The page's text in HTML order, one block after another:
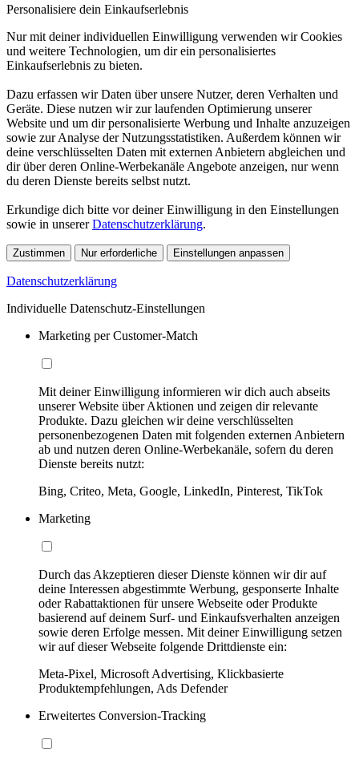
Personalisiere dein Einkaufserlebnis
Nur mit deiner individuellen Einwilligung verwenden wir Cookies
und weitere Technologien, um dir ein personalisiertes
Einkaufserlebnis zu bieten.
Dazu erfassen wir Daten über unsere Nutzer, deren Verhalten und
Geräte. Diese nutzen wir zur laufenden Optimierung unserer
Website und um dir personalisierte Werbung und Inhalte anzuzeigen
sowie zur Analyse der Nutzungsstatistiken. Außerdem können wir
deine verschlüsselten Daten mit externen Anbietern abgleichen und
dir über deren Online-Werbekanäle Angebote anzeigen, nur wenn
du deren Dienste bereits selbst nutzt.
Erkundige dich bitte vor deiner Einwilligung in den Einstellungen
sowie in unsererDatenschutzerklärung.
Zustimmen Nur erforderliche Einstellungen anpassen
Datenschutzerklärung
Individuelle Datenschutz-Einstellungen
Marketing per Customer-Match
Mit deiner Einwilligung informieren wir dich auch abseits
unserer Website über Aktionen und zeigen dir relevante
Produkte. Dazu gleichen wir deine verschlüsselten
personenbezogenen Daten mit folgenden externen Anbietern
ab und nutzen deren Online-Werbekanäle, sofern du deren
Dienste bereits nutzt:
Bing, Criteo, Meta, Google, LinkedIn, Pinterest, TikTok
Marketing
Durch das Akzeptieren dieser Dienste können wir dir auf
deine Interessen abgestimmte Werbung, gesponserte Inhalte
oder Rabattaktionen für unsere Webseite oder Produkte
basierend auf deinem Surf- und Einkaufsverhalten anzeigen
sowie deren Erfolge messen. Mit deiner Einwilligung setzen
wir auf dieser Webseite folgende Drittdienste ein:
Meta-Pixel, Microsoft Advertising, Klickbasierte
Produktempfehlungen, Ads Defender
Erweitertes Conversion-Tracking